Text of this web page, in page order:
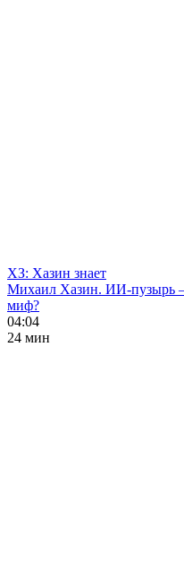
ХЗ: Хазин знает
Михаил Хазин. ИИ-пузырь
миф?
04:04
24 мин